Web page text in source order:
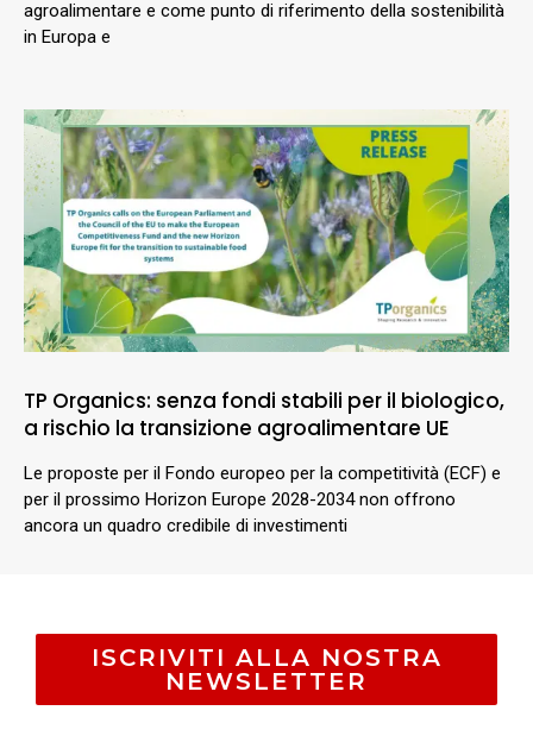
agroalimentare e come punto di riferimento della sostenibilità
in Europa e
TP Organics: senza fondi stabili per il biologico,
a rischio la transizione agroalimentare UE
Le proposte per il Fondo europeo per la competitività (ECF) e
per il prossimo Horizon Europe 2028-2034 non offrono
ancora un quadro credibile di investimenti
ISCRIVITI ALLA NOSTRA
NEWSLETTER